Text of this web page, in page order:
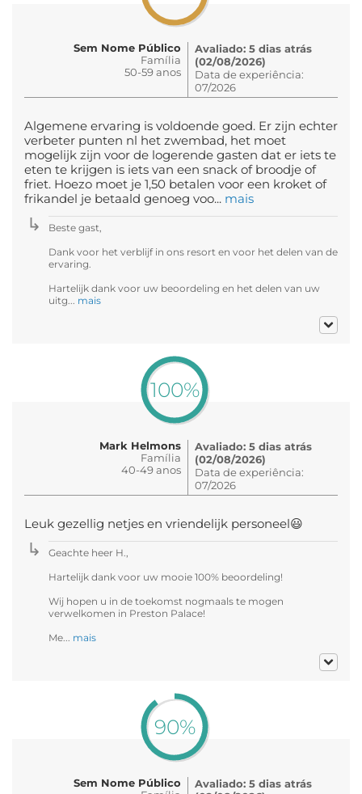
Sem Nome Público
Família
50-59 anos
Avaliado: 5 dias atrás
(02/08/2026)
Data de experiência:
07/2026
Algemene ervaring is voldoende goed. Er zijn echter
verbeter punten nl het zwembad, het moet
mogelijk zijn voor de logerende gasten dat er iets te
eten te krijgen is iets van een snack of broodje of
friet. Hoezo moet je 1,50 betalen voor een kroket of
frikandel je betaald genoeg voo... mais
Beste gast,
Dank voor het verblijf in ons resort en voor het delen van de
ervaring.
Hartelijk dank voor uw beoordeling en het delen van uw
uitg... mais
100%
Mark Helmons
Família
40-49 anos
Avaliado: 5 dias atrás
(02/08/2026)
Data de experiência:
07/2026
Leuk gezellig netjes en vriendelijk personeel😃
Geachte heer H.,
Hartelijk dank voor uw mooie 100% beoordeling!
Wij hopen u in de toekomst nogmaals te mogen
verwelkomen in Preston Palace!
Me... mais
90%
Sem Nome Público
Avaliado: 5 dias atrás